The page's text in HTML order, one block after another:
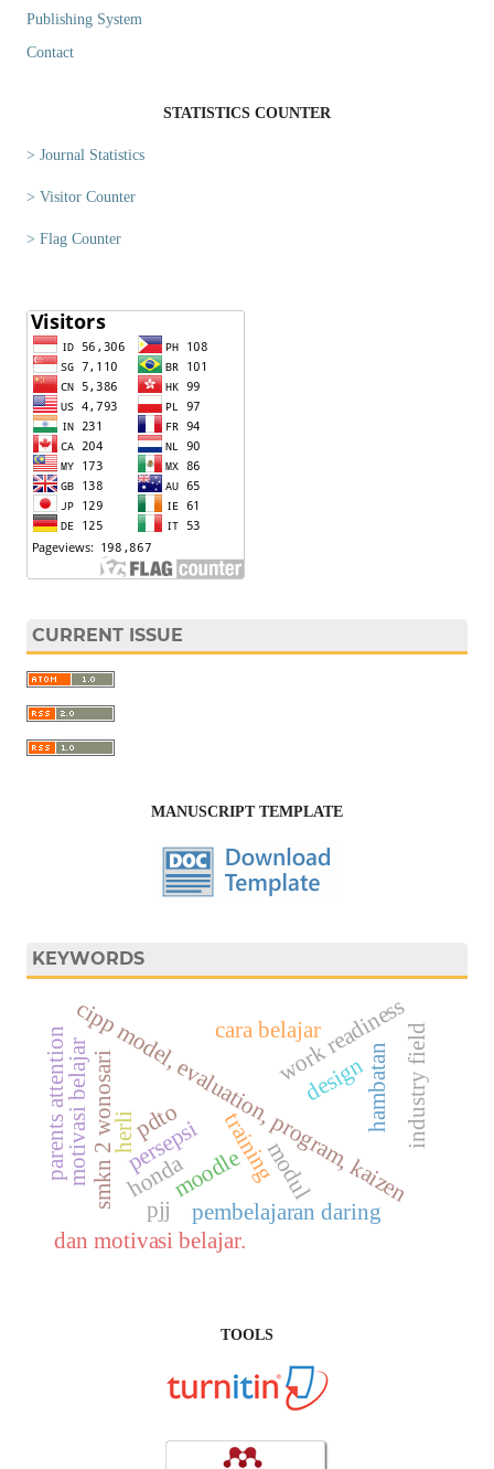
Publishing System
Contact
STATISTICS COUNTER
> Journal Statistics
> Visitor Counter
> Flag Counter
CURRENT ISSUE
MANUSCRIPT TEMPLATE
KEYWORDS
c
i
p
p
m
o
d
e
l
,
e
v
a
l
u
a
t
i
o
n
,
p
r
o
g
r
a
m
,
k
a
i
z
e
n
moodletraining
pdto
smkn 2 wonosari
work readiness
pembelajaran daring
dan motivasi belajar.
persepsi
hambatan
cara belajar
motivasi belajar honda
industry field
parents attention design
modul
herli
pjj
TOOLS